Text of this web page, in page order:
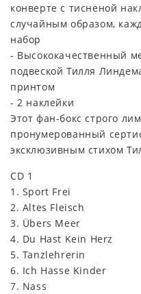
конверте с тисненой
случайным образом,
набор
- Высококачественный
подвеской Тилля
принтом
- 2 наклейки
Этот фан-бокс строго
пронумерованный
эксклюзивным стихом
CD 1
1. Sport Frei
2. Altes Fleisch
3. Übers Meer
4. Du Hast Kein Herz
5. Tanzlehrerin
6. Ich Hasse Kinder
7. Nass